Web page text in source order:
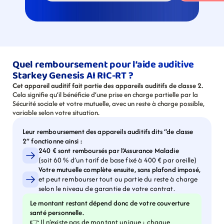
Quel remboursement pour l’aide auditive
Starkey Genesis AI RIC-RT ?
Cet appareil auditif fait partie des appareils auditifs de classe 2.
Cela signifie qu’il bénéficie d’une prise en charge partielle par la
Sécurité sociale et votre mutuelle, avec un reste à charge possible,
variable selon votre situation.
Leur remboursement des appareils auditifs dits “de classe
2” fonctionne ainsi :
240 € sont remboursés par l’Assurance Maladie
(soit 60 % d’un tarif de base fixé à 400 € par oreille)
Votre mutuelle complète ensuite, sans plafond imposé,
et peut rembourser tout ou partie du reste à charge
selon le niveau de garantie de votre contrat.
Le montant restant dépend donc de votre couverture
santé personnelle.
👉 Il n’existe pas de montant unique : chaque